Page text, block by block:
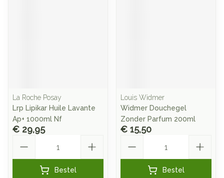
La Roche Posay
Lrp Lipikar Huile Lavante
Ap+ 1000ml Nf
€ 29,95
Bestel
Louis Widmer
Widmer Douchegel
Zonder Parfum 200ml
€ 15,50
Bestel